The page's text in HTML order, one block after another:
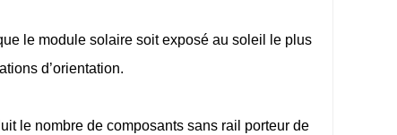
le module solaire soit exposé au soleil le plus
d’orientation.
le nombre de composants sans rail porteur de